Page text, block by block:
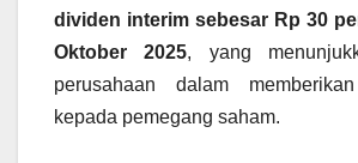
dividen interim sebesar Rp 30
Oktober 2025, yang
perusahaan dalam
kepada pemegang saham.